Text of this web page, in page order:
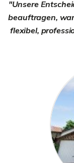
"Unsere
beauftragen,
flexibel,